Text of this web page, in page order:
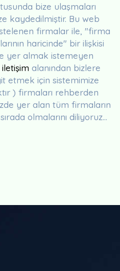
bize ulaşmaları
kaydedilmiştir. Bu web
firmalar ile, "firma
haricinde" bir ilişkisi
yer almak istemeyen
iletişim alanından bizlere
etmek için sistemimize
) firmaları rehberden
yer alan tüm firmaların
olmalarını diliyoruz...